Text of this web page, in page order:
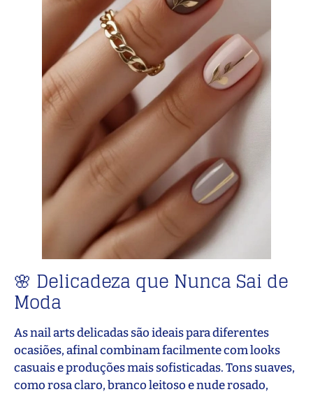
🌸 Delicadeza que Nunca Sai de
Moda
As nail arts delicadas são ideais para diferentes
ocasiões, afinal combinam facilmente com looks
casuais e produções mais sofisticadas. Tons suaves,
como rosa claro, branco leitoso e nude rosado,